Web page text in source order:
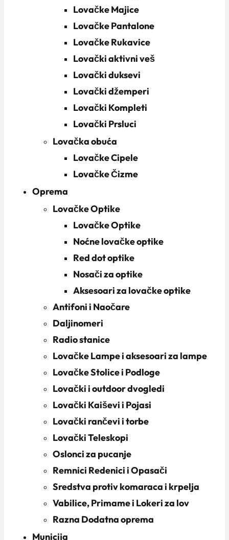
Lovačke Majice
Lovačke Pantalone
Lovačke Rukavice
Lovački aktivni veš
Lovački duksevi
Lovački džemperi
Lovački Kompleti
Lovački Prsluci
Lovačka obuća
Lovačke Cipele
Lovačke Čizme
Oprema
Lovačke Optike
Lovačke Optike
Noćne lovačke optike
Red dot optike
Nosači za optike
Aksesoari za lovačke optike
Antifoni i Naočare
Daljinomeri
Radio stanice
Lovačke Lampe i aksesoari za lampe
Lovačke Stolice i Podloge
Lovački i outdoor dvogledi
Lovački Kaiševi i Pojasi
Lovački rančevi i torbe
Lovački Teleskopi
Oslonci za pucanje
Remnici Redenici i Opasači
Sredstva protiv komaraca i krpelja
Vabilice, Primame i Lokeri za lov
Razna Dodatna oprema
Municija